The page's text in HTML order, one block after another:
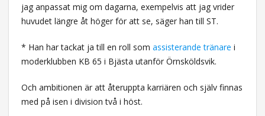
jag anpassat mig om dagarna, exempelvis att jag vrider
huvudet längre åt höger för att se, säger han till ST.
* Han har tackat ja till en roll som assisterande tränare i
moderklubben KB 65 i Bjästa utanför Örnsköldsvik.
Och ambitionen är att återuppta karriären och själv finnas
med på isen i division två i höst.